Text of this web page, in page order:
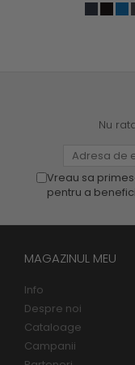
Nu
Vreau sa
pentru a
MAGAZINUL MEU
Info
Despre noi
Cataloage
Campanii